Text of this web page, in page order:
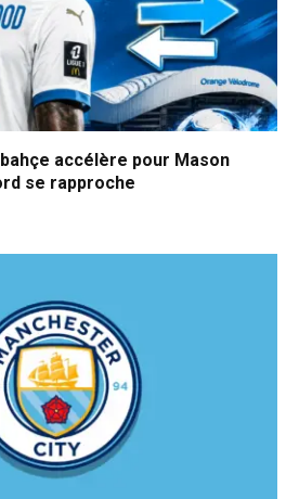
accélère pour Mason
se rapproche